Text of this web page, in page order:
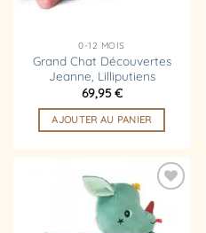
0-12 MOIS
Grand Chat Découvertes
Jeanne, Lilliputiens
69,95€
AJOUTER AU PANIER
Ajouter
à la
liste